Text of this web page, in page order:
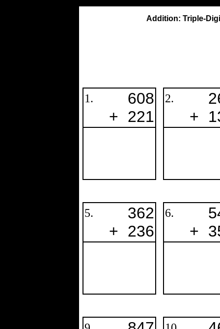
Addition: Triple-
1.
608
+ 221
2.
+
5.
362
+ 236
6.
+